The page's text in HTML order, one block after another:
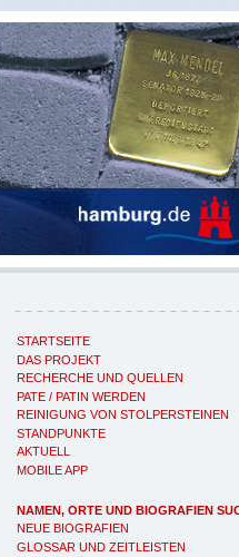
STARTSEITE
DAS PROJEKT
RECHERCHE UND QUELLEN
PATE / PATIN WERDEN
REINIGUNG VON STOLPERSTEINEN
STANDPUNKTE
AKTUELL
MOBILE APP
NAMEN, ORTE UND BIOGRAFIEN
NEUE BIOGRAFIEN
GLOSSAR UND ZEITLEISTEN